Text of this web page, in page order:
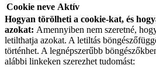
Cookie neve Aktív
Hogyan törölheti a cookie-kat, és
azokat: Amennyiben nem szeretné,
letilthatja azokat. A letiltás
történhet. A legnépszerűbb
alábbi linkeken szerezhet tudomást: